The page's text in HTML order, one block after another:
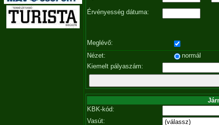
Érvényesség dátuma:
Meglévő:
Nézet:
normál
Kiemelt pályaszám:
KBK-kód:
Vasút: